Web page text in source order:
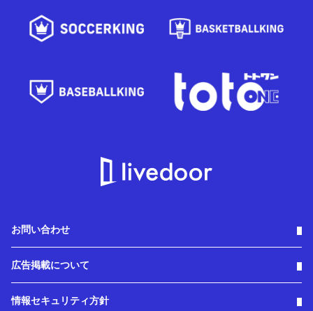
お問い合わせ
広告掲載について
情報セキュリティ方針